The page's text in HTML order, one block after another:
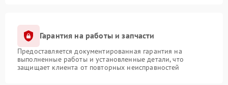
Гарантия на работы и запчасти
Предоставляется документированная гарантия на
выполненные работы и установленные детали, что
защищает клиента от повторных неисправностей